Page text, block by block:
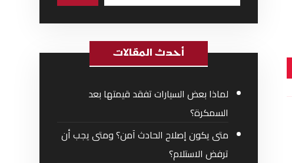
أحدث المقالات
لماذا بعض السيارات تفقد قيمتها بعد
السمكرة؟
متى يكون إصلاح الحادث آمن؟ ومتى يجب أن
ترفض الاستلام؟